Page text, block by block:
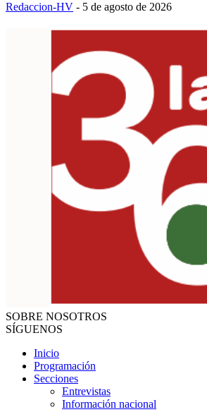
Redaccion-HV - 5 de agosto de 2026
SOBRE NOSOTROS
SÍGUENOS
Inicio
Programación
Secciones
Entrevistas
Información nacional